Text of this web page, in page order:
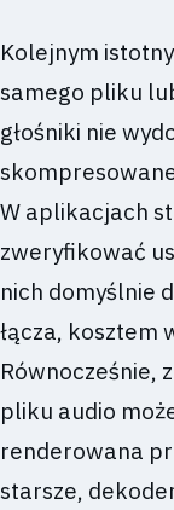
Kolejnym
samego pliku
głośniki nie
W aplikacjach
zweryfikować
nich domyślnie
łącza, kosztem
Równocześnie,
pliku audio
renderowana
starsze,